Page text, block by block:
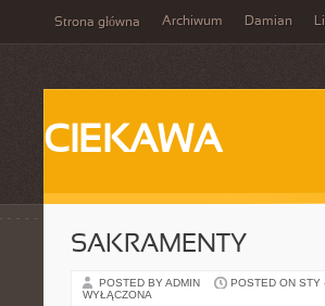
Strona główna Archiwum Damian
CIEKAWA
SAKRAMENTY
POSTED BY ADMIN POSTED ON STY
WYŁĄCZONA